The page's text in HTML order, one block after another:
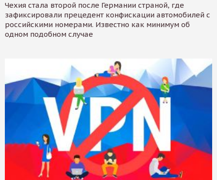
Чехия стала второй после Германии страной, где
зафиксировали прецедент конфискации автомобилей с
российскими номерами. Известно как минимум об
одном подобном случае